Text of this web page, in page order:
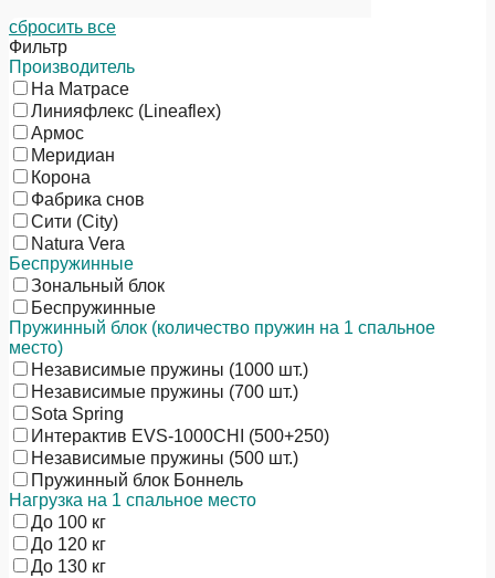
сбросить все
Фильтр
Производитель
На Матрасе
Линияфлекс (Lineaflex)
Армос
Меридиан
Корона
Фабрика снов
Сити (City)
Natura Vera
Беспружинные
Зональный блок
Беспружинные
Пружинный блок (количество пружин на 1 спальное
место)
Независимые пружины (1000 шт.)
Независимые пружины (700 шт.)
Sota Spring
Интерактив EVS-1000CHI (500+250)
Независимые пружины (500 шт.)
Пружинный блок Боннель
Нагрузка на 1 спальное место
До 100 кг
До 120 кг
До 130 кг